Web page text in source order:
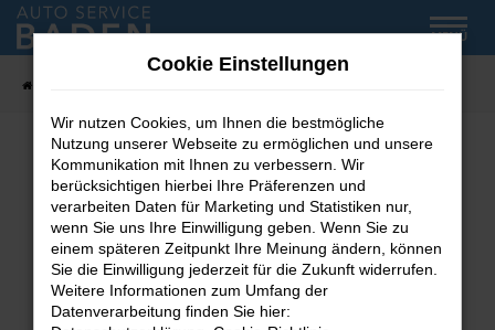
Zum
Hauptinhalt
MENÜ
Fehler: Network Error
Beim Laden ist ein Fehler aufgetreten.
Hier sind ein paar Tipps, die dir helfen können:
Überprüfe deine Firewall und deine
Internetverbindung.
Cookie Einstellungen
Wir nutzen Cookies, um Ihnen die bestmögliche
Nutzung unserer Webseite zu ermöglichen und unsere
Kommunikation mit Ihnen zu verbessern. Wir
berücksichtigen hierbei Ihre Präferenzen und
verarbeiten Daten für Marketing und Statistiken nur,
wenn Sie uns Ihre Einwilligung geben. Wenn Sie zu
einem späteren Zeitpunkt Ihre Meinung ändern, können
Sie die Einwilligung jederzeit für die Zukunft widerrufen.
Weitere Informationen zum Umfang der
Datenverarbeitung finden Sie hier: